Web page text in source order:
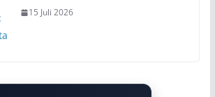
15 Juli 2026